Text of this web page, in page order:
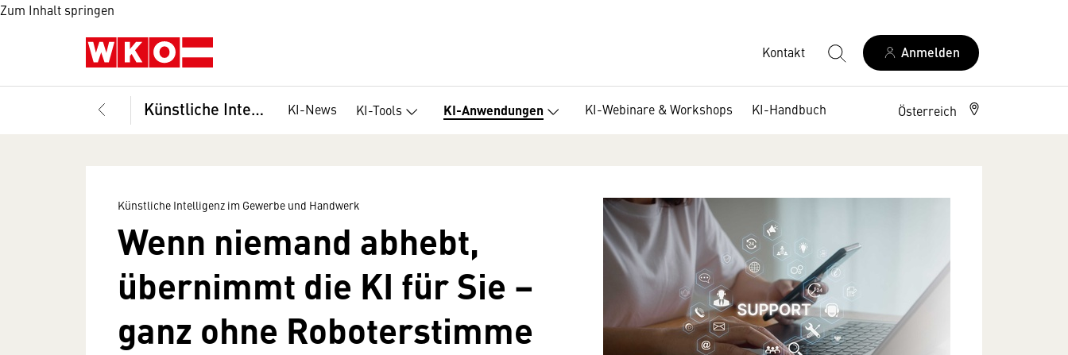
Zum Inhalt springen
Kontakt Anmelden
Künstliche Intelligenz im Gewerbe und Handwerk KI-News KI-Tools KI-Anwendungen KI-Webinare & Workshops KI-Handbuch Österreich
Künstliche Intelligenz im Gewerbe und Handwerk
Wenn niemand abhebt,
übernimmt die KI für Sie –
ganz ohne Roboterstimme